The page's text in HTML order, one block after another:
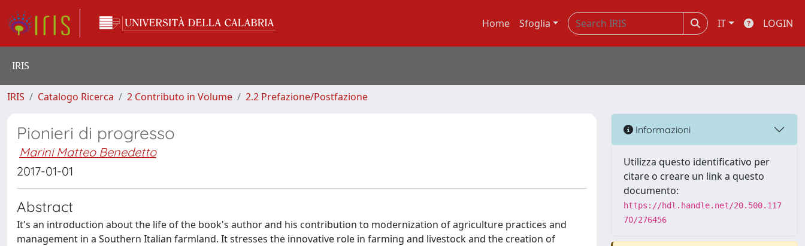
Home Sfoglia IT LOGIN
IRIS
IRIS Catalogo Ricerca 2 Contributo in Volume 2.2 Prefazione/Postfazione
Pionieri di progresso
Marini Matteo Benedetto
2017-01-01
Abstract
It's an introduction about the life of the book's author and his contribution to modernization of agriculture practices and
management in a Southern Italian farmland. It stresses the innovative role in farming and livestock and the creation of
Informazioni
Utilizza questo identificativo per
citare o creare un link a questo
documento:
https://hdl.handle.net/20.500.117
70/276456